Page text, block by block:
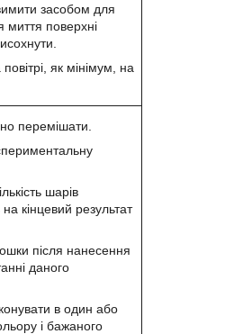
засобом для
миття поверхні
як мінімум, на
перемішати.
шарів
кінцевий результат
після нанесення
даного
в один або
і бажаного